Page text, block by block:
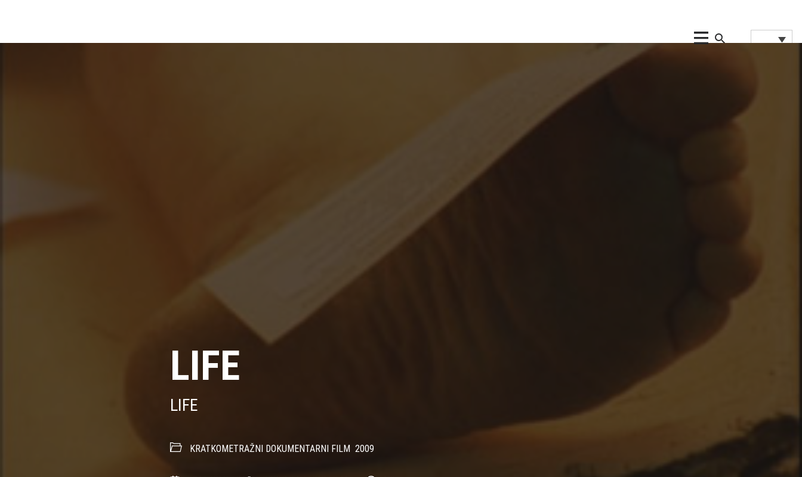
LIFE
LIFE
KRATKOMETRAŽNI DOKUMENTARNI FILM 2009